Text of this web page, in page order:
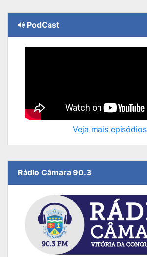
PodCast
Veja mais episódios
Rádio Câmara 90.3